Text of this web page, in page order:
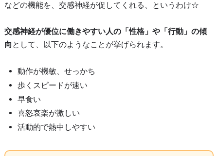
などの機能を、交感神経が促してくれる、というわけ☆
交感神経が優位に働きやすい人の「性格」や「行動」の傾
向 として、以下のようなことが挙げられます。
動作が機敏、せっかち
歩くスピードが速い
早食い
喜怒哀楽が激しい
活動的で熱中しやすい